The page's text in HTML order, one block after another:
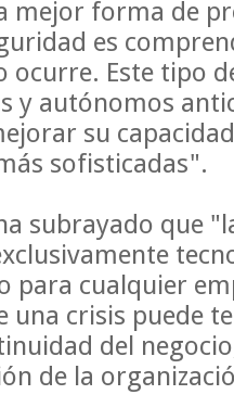
mejor forma de
es
ocurre. Este tipo
y autónomos
su
sofisticadas".
subrayado que
para cualquier
una crisis puede
del
de la